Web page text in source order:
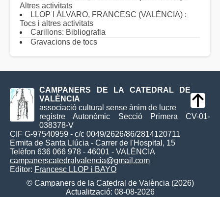
Altres activitats
LLOP I ÁLVARO, FRANCESC (VALÈNCIA) :
Tocs i altres activitats
Carillons: Bibliografia
Gravacions de tocs
CAMPANERS DE LA CATEDRAL DE
VALÈNCIA
associació cultural sense ànim de lucre
registre Autonòmic Secció Primera CV-01-
038378-V
CIF G-97540959 - c/c 0049/2626/86/2814120711
Ermita de Santa Llúcia - Carrer de l'Hospital, 15
Telèfon 636 066 978 - 46001 - VALÈNCIA
campanerscatedralvalencia@gmail.com
Editor: Francesc LLOP i BAYO
© Campaners de la Catedral de València (2026)
Actualització: 08-08-2026